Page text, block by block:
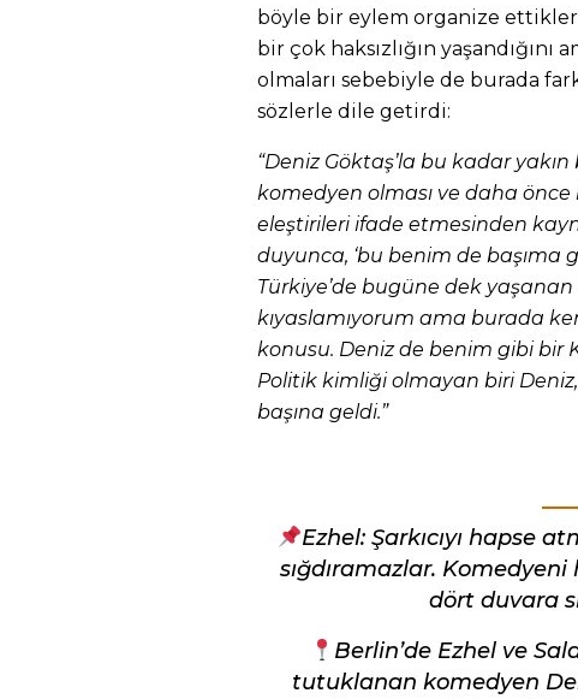
böyle bir eylem organize
bir çok haksızlığın
olmaları sebebiyle de burada
sözlerle dile getirdi:
“Deniz Göktaş’la bu kadar
komedyen olması ve daha
eleştirileri ifade etmesinden
duyunca, ‘bu benim de başıma
Türkiye’de bugüne dek
kıyaslamıyorum ama burada
konusu. Deniz de benim gibi bir
Politik kimliği olmayan biri
başına geldi.”
Ezhel: Şarkıcıyı hapse
sığdıramazlar.
dört duvara
Berlin’de Ezhel ve
tutuklanan komedyen